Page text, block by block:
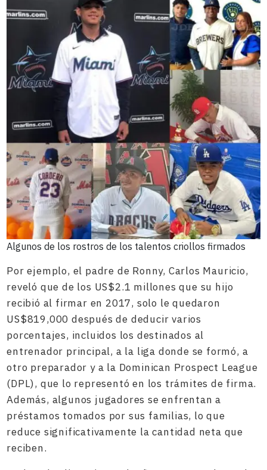
Algunos de los rostros de los talentos criollos firmados
Por ejemplo, el padre de Ronny, Carlos Mauricio,
reveló que de los US$2.1 millones que su hijo
recibió al firmar en 2017, solo le quedaron
US$819,000 después de deducir varios
porcentajes, incluidos los destinados al
entrenador principal, a la liga donde se formó, a
otro preparador y a la Dominican Prospect League
(DPL), que lo representó en los trámites de firma.
Además, algunos jugadores se enfrentan a
préstamos tomados por sus familias, lo que
reduce significativamente la cantidad neta que
reciben.